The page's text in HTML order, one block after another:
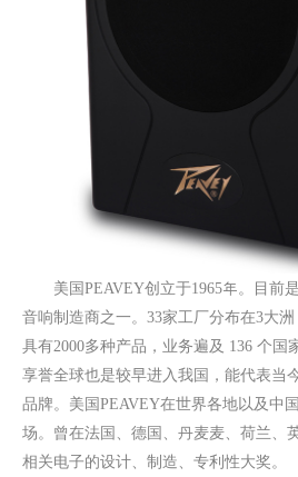
美国PEAVEY创立于1965年。目前
音响制造商之一。33家工厂分布在3大洲
具有2000多种产品，业务遍及 136 个国
享誉全球也是较早进入我国，能代表当
品牌。美国PEAVEY在世界各地以及中
场。曾在法国、德国、丹⻨麦、荷兰、
相关电子的设计、制造、专利性大奖。